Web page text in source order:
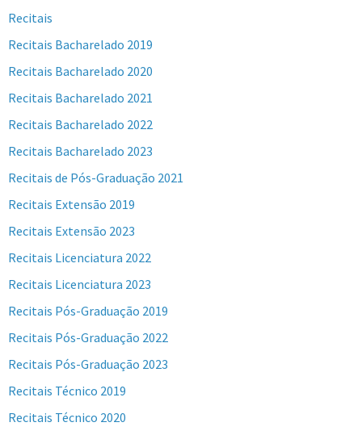
Recitais
Recitais Bacharelado 2019
Recitais Bacharelado 2020
Recitais Bacharelado 2021
Recitais Bacharelado 2022
Recitais Bacharelado 2023
Recitais de Pós-Graduação 2021
Recitais Extensão 2019
Recitais Extensão 2023
Recitais Licenciatura 2022
Recitais Licenciatura 2023
Recitais Pós-Graduação 2019
Recitais Pós-Graduação 2022
Recitais Pós-Graduação 2023
Recitais Técnico 2019
Recitais Técnico 2020